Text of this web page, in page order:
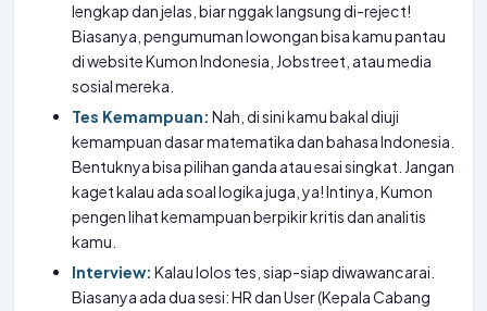
lengkap dan jelas, biar nggak langsung di-reject!
Biasanya, pengumuman lowongan bisa kamu pantau
di website Kumon Indonesia, Jobstreet, atau media
sosial mereka.
Tes Kemampuan: Nah, di sini kamu bakal diuji
kemampuan dasar matematika dan bahasa Indonesia.
Bentuknya bisa pilihan ganda atau esai singkat. Jangan
kaget kalau ada soal logika juga, ya! Intinya, Kumon
pengen lihat kemampuan berpikir kritis dan analitis
kamu.
Interview: Kalau lolos tes, siap-siap diwawancarai.
Biasanya ada dua sesi: HR dan User (Kepala Cabang